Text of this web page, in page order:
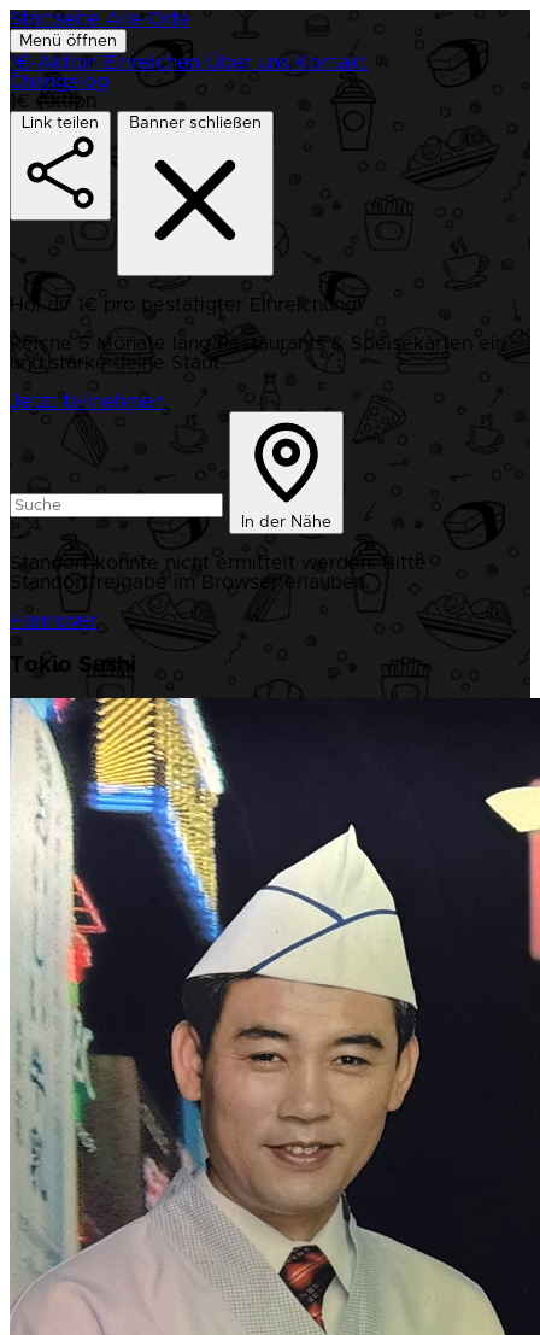
Startseite Alle Orte
Menü öffnen
1€-Aktion Einreichen Über uns Kontakt
Changelog
1€ Aktion
Link teilen Banner schließen
Hol dir 1€ pro bestätigter Einreichung!
Reiche 5 Monate lang Restaurants & Speisekarten ein
und stärke deine Stadt.
Jetzt teilnehmen
In der Nähe
Standort konnte nicht ermittelt werden. Bitte
Standortfreigabe im Browser erlauben.
Hannover
Tokio Sushi